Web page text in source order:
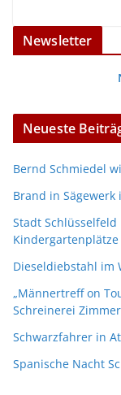
Newsletter
Neueste
Bernd Schmiedel
Brand in
Stadt
Kindergartenplätze
Dieseldiebstahl im
„Männertreff on
Schreinerei
Schwarzfahrer in
Spanische Nacht